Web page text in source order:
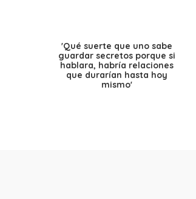
'Qué suerte que uno sabe
guardar secretos porque si
hablara, habría relaciones
que durarían hasta hoy
mismo'